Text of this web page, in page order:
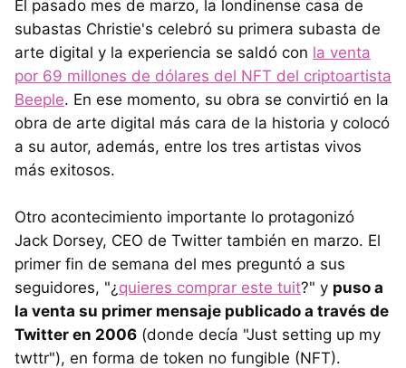
El pasado mes de marzo, la londinense casa de
subastas Christie's celebró su primera subasta de
arte digital y la experiencia se saldó con la venta
por 69 millones de dólares del NFT del criptoartista
Beeple. En ese momento, su obra se convirtió en la
obra de arte digital más cara de la historia y colocó
a su autor, además, entre los tres artistas vivos
más exitosos.
Otro acontecimiento importante lo protagonizó
Jack Dorsey, CEO de Twitter también en marzo. El
primer fin de semana del mes preguntó a sus
seguidores, "¿ quieres comprar este tuit?" y puso a
la venta su primer mensaje publicado a través de
Twitter en 2006 (donde decía "Just setting up my
twttr"), en forma de token no fungible (NFT).